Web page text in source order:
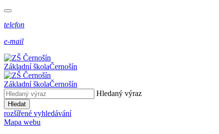
telefon
e-mail
Základní školaČernošín
Základní školaČernošín
Hledaný výraz
Hledat
rozšířené vyhledávání
Mapa webu